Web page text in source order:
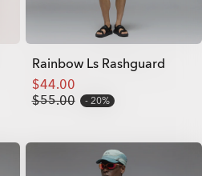
Rainbow Ls Rashguard
$44.00
$55.00
20%